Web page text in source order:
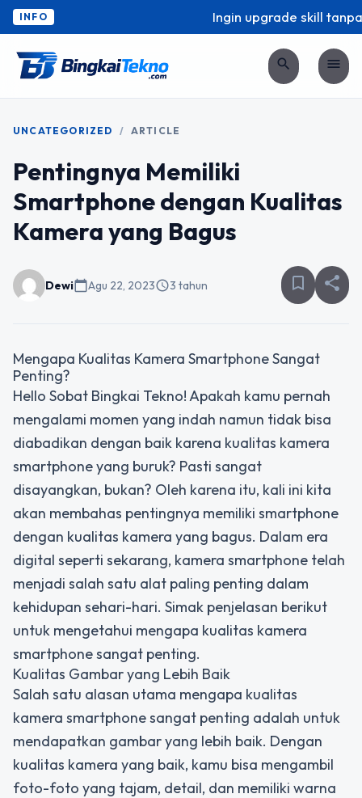
INFO Ingin upgrade skill
search menu
UNCATEGORIZED / ARTICLE
Pentingnya Memiliki
Smartphone dengan Kualitas
Kamera yang Bagus
Dewicalendar_todayAgu 22, 2023schedule3 tahun bookmark_border share
Mengapa Kualitas Kamera Smartphone Sangat
Penting?
Hello Sobat Bingkai Tekno! Apakah kamu pernah
mengalami momen yang indah namun tidak bisa
diabadikan dengan baik karena kualitas kamera
smartphone yang buruk? Pasti sangat
disayangkan, bukan? Oleh karena itu, kali ini kita
akan membahas pentingnya memiliki smartphone
dengan kualitas kamera yang bagus. Dalam era
digital seperti sekarang, kamera smartphone telah
menjadi salah satu alat paling penting dalam
kehidupan sehari-hari. Simak penjelasan berikut
untuk mengetahui mengapa kualitas kamera
smartphone sangat penting.
Kualitas Gambar yang Lebih Baik
Salah satu alasan utama mengapa kualitas
kamera smartphone sangat penting adalah untuk
mendapatkan gambar yang lebih baik. Dengan
kualitas kamera yang baik, kamu bisa mengambil
foto-foto yang tajam, detail, dan memiliki warna